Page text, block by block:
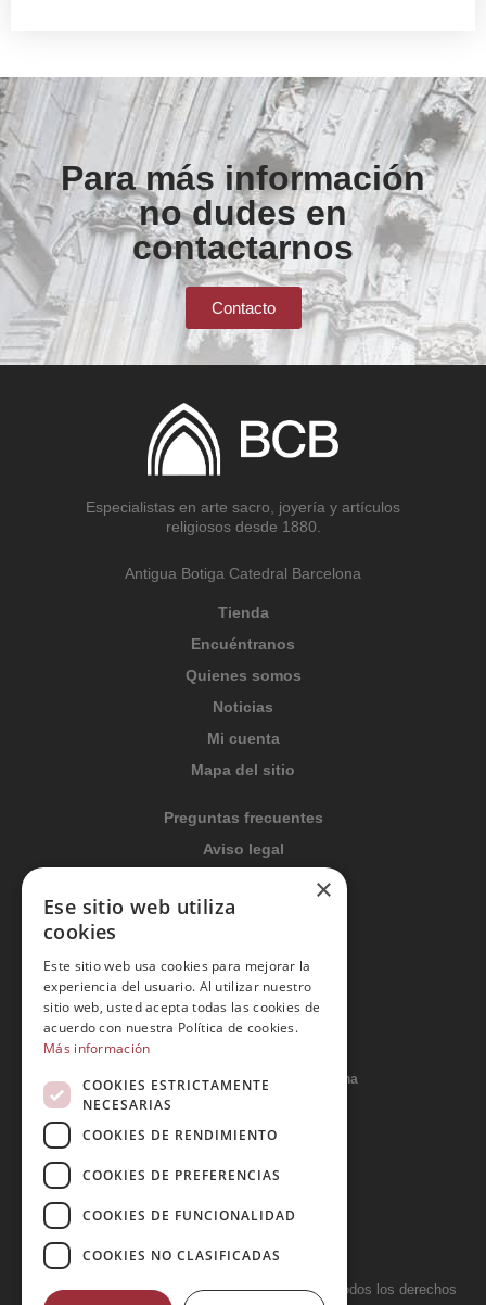
Para más información
no dudes en
contactarnos
Contacto
Especialistas en arte sacro, joyería y artículos
religiosos desde 1880.
Antigua Botiga Catedral Barcelona
Tienda
Encuéntranos
Quienes somos
Noticias
Mi cuenta
Mapa del sitio
Preguntas frecuentes
Aviso legal
Condiciones generales
Política de privacidad
Política Integrada
Tratamiento de datos
Carrer del Duc, 12 - 08002 Barcelona
Copyright 2026 © LA HORMIGA DE ORO S.L. - Todos los derechos
×
Ese sitio web utiliza
cookies
Este sitio web usa cookies para mejorar la
experiencia del usuario. Al utilizar nuestro
sitio web, usted acepta todas las cookies de
acuerdo con nuestra Política de cookies.
Más información
COOKIES ESTRICTAMENTE
NECESARIAS
COOKIES DE RENDIMIENTO
COOKIES DE PREFERENCIAS
COOKIES DE FUNCIONALIDAD
COOKIES NO CLASIFICADAS